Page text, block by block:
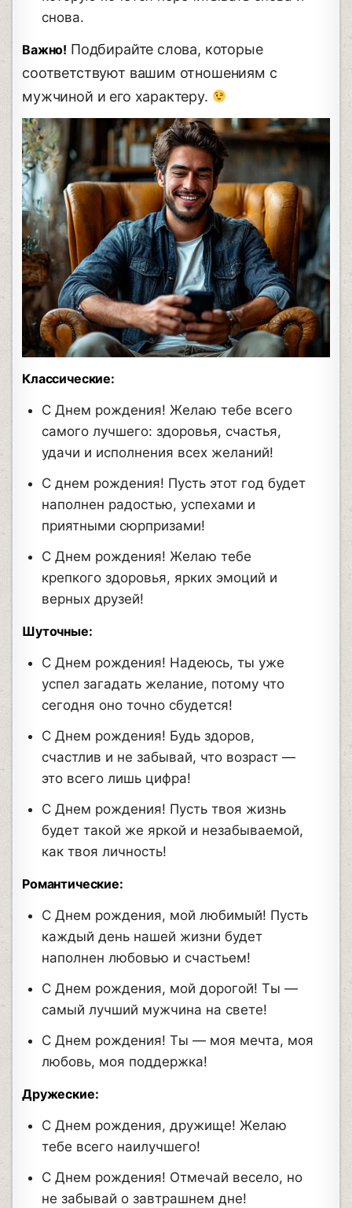
снова.
Важно! Подбирайте слова, которые
соответствуют вашим отношениям с
мужчиной и его характеру.
Классические:
С Днем рождения! Желаю тебе всего
самого лучшего: здоровья, счастья,
удачи и исполнения всех желаний!
С днем рождения! Пусть этот год будет
наполнен радостью, успехами и
приятными сюрпризами!
С Днем рождения! Желаю тебе
крепкого здоровья, ярких эмоций и
верных друзей!
Шуточные:
С Днем рождения! Надеюсь, ты уже
успел загадать желание, потому что
сегодня оно точно сбудется!
С Днем рождения! Будь здоров,
счастлив и не забывай, что возраст —
это всего лишь цифра!
С Днем рождения! Пусть твоя жизнь
будет такой же яркой и незабываемой,
как твоя личность!
Романтические:
С Днем рождения, мой любимый! Пусть
каждый день нашей жизни будет
наполнен любовью и счастьем!
С Днем рождения, мой дорогой! Ты —
самый лучший мужчина на свете!
С Днем рождения! Ты — моя мечта, моя
любовь, моя поддержка!
Дружеские:
С Днем рождения, дружище! Желаю
тебе всего наилучшего!
С Днем рождения! Отмечай весело, но
не забывай о завтрашнем дне!